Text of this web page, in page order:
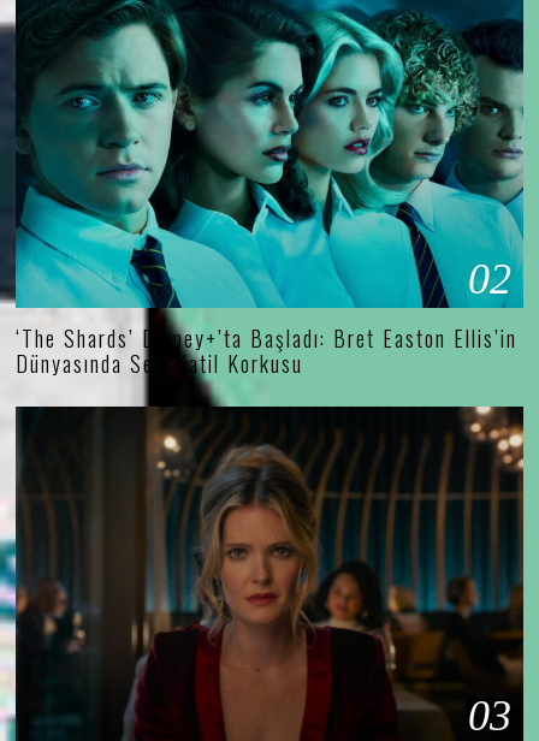
02
‘The Shards’ Disney+’ta Başladı: Bret Easton Ellis’in
Dünyasında Seri Katil Korkusu
03